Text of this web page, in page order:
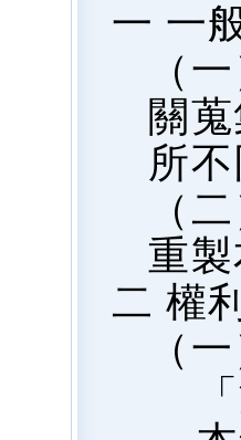
一 一
（
關
所
（
重
二 權
（